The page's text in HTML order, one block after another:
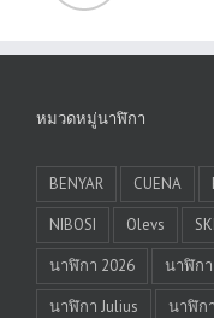
หมวดหมู่นาฬิกา
BENYAR CUENA
NIBOSI
Olevs
นาฬิกา 2026
นาฬิกา
นาฬิกา Julius
นาฬิก